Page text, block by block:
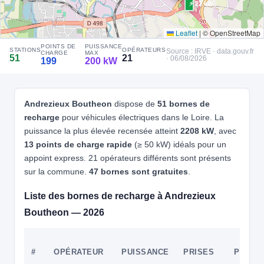
Recharge gratuite
CB acceptée Accès libre
Réservable
🏍️ 2 roues
🧭 S'y rendre
4 EASYCHARGE
Recharge gratuite
CB acceptée Accès libre
Réservable
🏍️ 2 roues
E-TOTEM
e-Totem - INTERMARCHE CHAMBOEUF
⚡ 100 kW CCS2 · CHAdeMO · Type 2 · EF 5 PDC
🅿️ Parking privé à usage public
⚡ 22 kW
⚡ 100 kW
⚡ 22 kW
Leaflet | © OpenStreetMap
STATIONS
51
POINTS DE
CHARGE
199
PUISSANCE
MAX
200 kW
OPÉRATEURS
21
Source : IRVE · data.gouv.fr
· 06/08/2026
Andrezieux Boutheon dispose de 51 bornes de
recharge pour véhicules électriques dans le Loire. La
puissance la plus élevée recensée atteint 2208 kW , avec
13 points de charge rapide (≥ 50 kW) idéals pour un
appoint express. 21 opérateurs différents sont présents
sur la commune. 47 bornes sont gratuites
Liste des bornes de recharge à Andrezieux
Boutheon — 2026
# OPÉRATEUR PUISSANCE PRISES PDC